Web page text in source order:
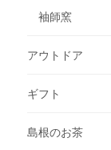
袖師窯
アウトドア
ギフト
島根のお茶